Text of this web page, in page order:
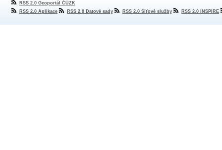
RSS 2.0 Geoportál ČÚZK
RSS 2.0 Aplikace
RSS 2.0 Datové sady RSS 2.0 Síťové služby RSS 2.0 INSPIRE